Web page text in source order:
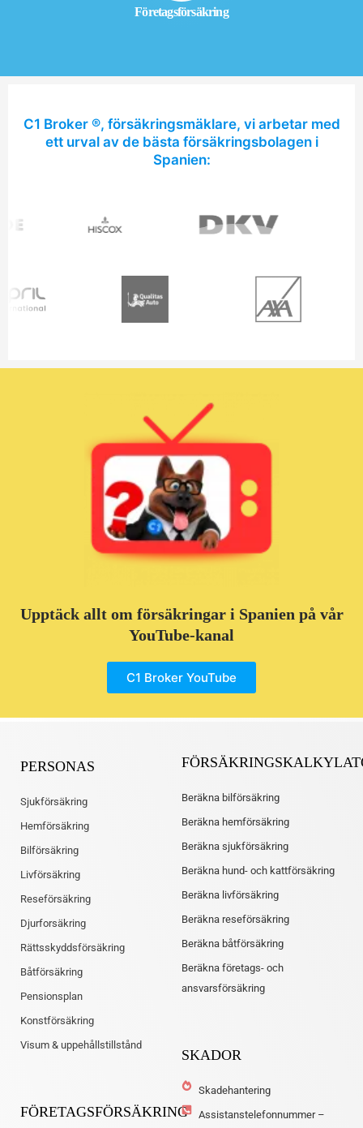
Företagsförsäkring
C1 Broker ®, försäkringsmäklare, vi arbetar med
ett urval av de bästa försäkringsbolagen i
Spanien:
Upptäck allt om försäkringar i Spanien på vår
YouTube-kanal
C1 Broker YouTube
PERSONAS
Sjukförsäkring
Hemförsäkring
Bilförsäkring
Livförsäkring
Reseförsäkring
Djurforsäkring
Rättsskyddsförsäkring
Båtförsäkring
Pensionsplan
Konstförsäkring
Visum & uppehållstillstånd
FÖRETAGSFÖRSÄKRING
Beräkna bilförsäkring
Beräkna hemförsäkring
Beräkna sjukförsäkring
Beräkna hund- och kattförsäkring
Beräkna livförsäkring
Beräkna reseförsäkring
Beräkna båtförsäkring
Beräkna företags- och
ansvarsförsäkring
SKADOR
Skadehantering
Assistanstelefonnummer –